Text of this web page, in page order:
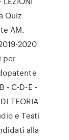
Quiz
AM.
2020
per
- C-D-E -
TEORIA
e Testi
alla